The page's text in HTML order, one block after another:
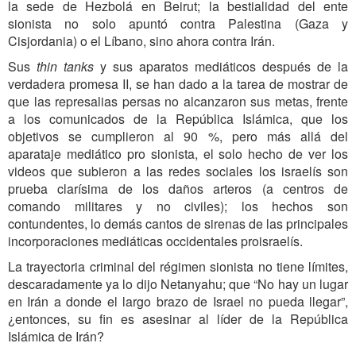
la sede de Hezbolá en Beirut; la bestialidad del ente
sionista no solo apuntó contra Palestina (Gaza y
Cisjordania) o el Líbano, sino ahora contra Irán.
Sus thin tanks y sus aparatos mediáticos después de la
verdadera promesa II, se han dado a la tarea de mostrar de
que las represalias persas no alcanzaron sus metas, frente
a los comunicados de la República Islámica, que los
objetivos se cumplieron al 90 %, pero más allá del
aparataje mediático pro sionista, el solo hecho de ver los
videos que subieron a las redes sociales los israelís son
prueba clarísima de los daños arteros (a centros de
comando militares y no civiles); los hechos son
contundentes, lo demás cantos de sirenas de las principales
incorporaciones mediáticas occidentales proisraelís.
La trayectoria criminal del régimen sionista no tiene límites,
descaradamente ya lo dijo Netanyahu; que “No hay un lugar
en Irán a donde el largo brazo de Israel no pueda llegar”,
¿entonces, su fin es asesinar al líder de la República
Islámica de Irán?